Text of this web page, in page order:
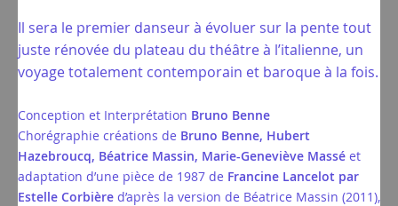
Il sera le premier danseur à évoluer sur la pente tout
juste rénovée du plateau du théâtre à l’italienne, un
voyage totalement contemporain et baroque à la fois.
Conception et Interprétation Bruno Benne
Chorégraphie créations de Bruno Benne, Hubert
Hazebroucq, Béatrice Massin, Marie-Geneviève Massé et
adaptation d’une pièce de 1987 de Francine Lancelot par
Estelle Corbière d’après la version de Béatrice Massin (2011),